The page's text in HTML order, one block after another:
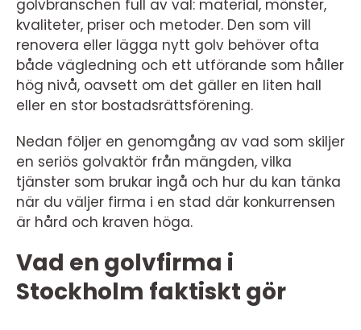
golvbranschen full av val: material, mönster,
kvaliteter, priser och metoder. Den som vill
renovera eller lägga nytt golv behöver ofta
både vägledning och ett utförande som håller
hög nivå, oavsett om det gäller en liten hall
eller en stor bostadsrättsförening.
Nedan följer en genomgång av vad som skiljer
en seriös golvaktör från mängden, vilka
tjänster som brukar ingå och hur du kan tänka
när du väljer firma i en stad där konkurrensen
är hård och kraven höga.
Vad en golvfirma i
Stockholm faktiskt gör